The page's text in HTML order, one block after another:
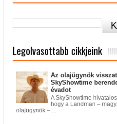
Legolvasottabb cikkjeink
Az olajügynök
SkyShowtime
évadot
A SkyShowtime
hogy a Landman –
olajügynök – ...